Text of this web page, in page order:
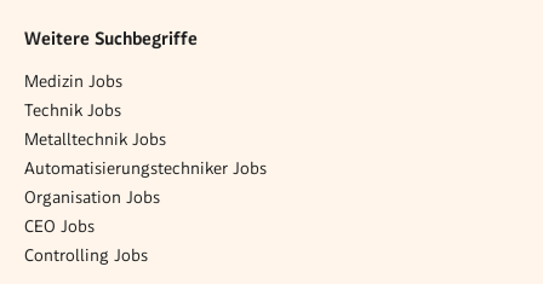
Weitere Suchbegriffe
Medizin Jobs
Technik Jobs
Metalltechnik Jobs
Automatisierungstechniker Jobs
Organisation Jobs
CEO Jobs
Controlling Jobs